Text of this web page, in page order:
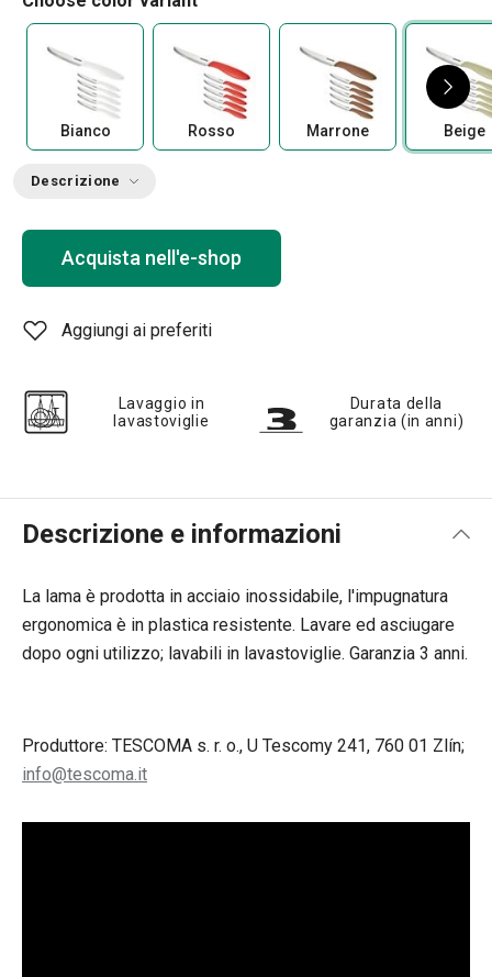
Bianco Rosso Marrone Beige
Descrizione
Acquista nell'e-shop
Aggiungi ai preferiti
Lavaggio in
lavastoviglie
Durata della
garanzia (in anni)
Descrizione e informazioni
La lama è prodotta in acciaio inossidabile, l'impugnatura
ergonomica è in plastica resistente. Lavare ed asciugare
dopo ogni utilizzo; lavabili in lavastoviglie. Garanzia 3 anni.
Produttore: TESCOMA s. r. o., U Tescomy 241, 760 01 Zlín;
info@tescoma.it